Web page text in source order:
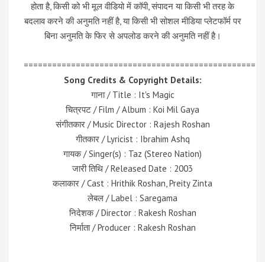
होता है, किसी को भी मूल वीडियो में कॉपी, संपादन या किसी भी तरह के
बदलाव करने की अनुमति नहीं है, या किसी भी सोशल मीडिया प्लेटफॉर्म पर
बिना अनुमति के फिर से अपलोड करने की अनुमति नहीं है।
=================================================
Song Credits & Copyright Details:
गाना / Title : It's Magic
चित्रपट / Film / Album : Koi Mil Gaya
संगीतकार / Music Director : Rajesh Roshan
गीतकार / Lyricist : Ibrahim Ashq
गायक / Singer(s) : Taz (Stereo Nation)
जारी तिथि / Released Date : 2003
कलाकार / Cast : Hrithik Roshan, Preity Zinta
लेबल / Label : Saregama
निदेशक / Director : Rakesh Roshan
निर्माता / Producer : Rakesh Roshan